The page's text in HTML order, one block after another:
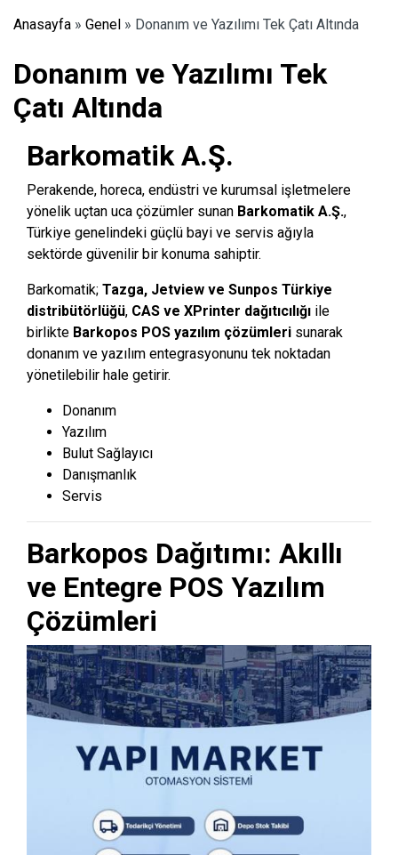
Anasayfa » Genel » Donanım ve Yazılımı Tek Çatı Altında
Donanım ve Yazılımı Tek
Çatı Altında
Barkomatik A.Ş.
Perakende, horeca, endüstri ve kurumsal işletmelere
yönelik uçtan uca çözümler sunan Barkomatik A.Ş.,
Türkiye genelindeki güçlü bayi ve servis ağıyla
sektörde güvenilir bir konuma sahiptir.
Barkomatik; Tazga, Jetview ve Sunpos Türkiye
distribütörlüğü, CAS ve XPrinter dağıtıcılığı ile
birlikte Barkopos POS yazılım çözümleri sunarak
donanım ve yazılım entegrasyonunu tek noktadan
yönetilebilir hale getirir.
Donanım
Yazılım
Bulut Sağlayıcı
Danışmanlık
Servis
Barkopos Dağıtımı: Akıllı
ve Entegre POS Yazılım
Çözümleri